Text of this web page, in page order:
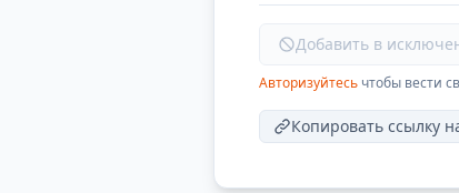
Добавить в
Авторизуйтесь чтобы вести
Копировать ссылку